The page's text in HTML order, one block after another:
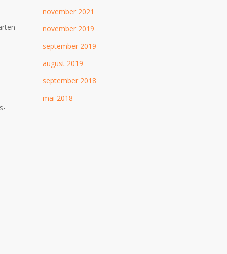
november 2021
november 2019
september 2019
august 2019
september 2018
mai 2018